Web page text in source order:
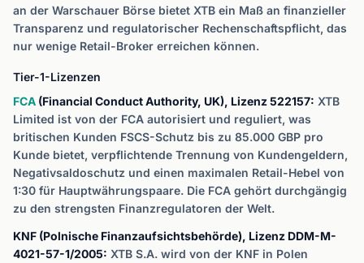
an der Warschauer Börse bietet XTB ein Maß an finanzieller
Transparenz und regulatorischer Rechenschaftspflicht, das
nur wenige Retail-Broker erreichen können.
Tier-1-Lizenzen
FCA (Financial Conduct Authority, UK), Lizenz 522157: XTB
Limited ist von der FCA autorisiert und reguliert, was
britischen Kunden FSCS-Schutz bis zu 85.000 GBP pro
Kunde bietet, verpflichtende Trennung von Kundengeldern,
Negativsaldoschutz und einen maximalen Retail-Hebel von
1:30 für Hauptwährungspaare. Die FCA gehört durchgängig
zu den strengsten Finanzregulatoren der Welt.
KNF (Polnische Finanzaufsichtsbehörde), Lizenz DDM-M-
4021-57-1/2005: XTB S.A. wird von der KNF in Polen